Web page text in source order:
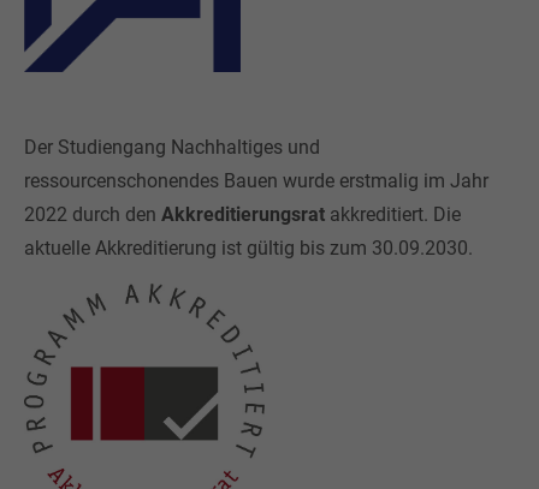
Der Studiengang Nachhaltiges und
ressourcenschonendes Bauen wurde erstmalig im Jahr
2022 durch den Akkreditierungsrat akkreditiert. Die
aktuelle Akkreditierung ist gültig bis zum 30.09.2030.